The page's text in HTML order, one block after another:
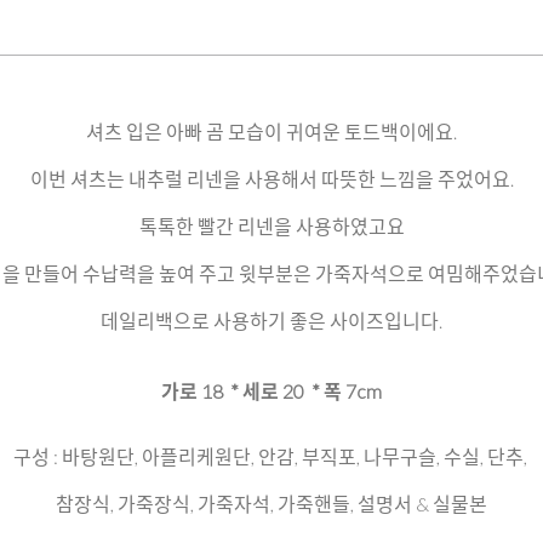
셔츠 입은 아빠 곰 모습이 귀여운 토드백이에요.
이번 셔츠는 내추럴 리넨을 사용해서 따뜻한 느낌을 주었어요.
톡톡한 빨간 리넨을 사용하였고요
만들어 수납력을 높여 주고 윗부분은 가죽자석으로 여밈해주었습
데일리백으로 사용하기 좋은 사이즈입니다.
가로 18 * 세로 20 * 폭 7cm
구성 : 바탕원단, 아플리케원단, 안감, 부직포, 나무구슬, 수실, 단추,
참장식, 가죽장식, 가죽자석, 가죽핸들, 설명서 & 실물본